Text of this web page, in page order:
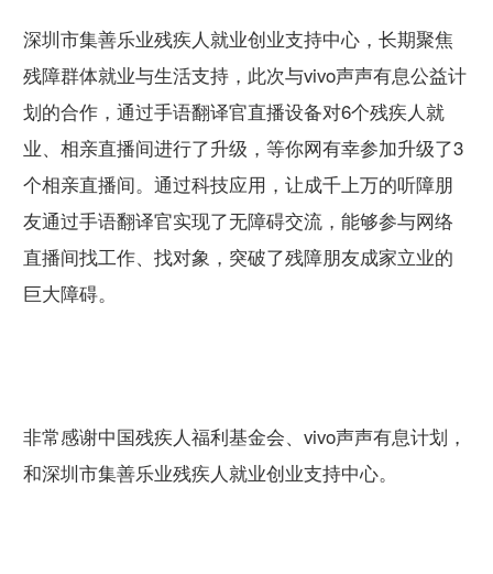
深圳市集善乐业残疾人就业创业支持中心，长期聚焦
残障群体就业与生活支持，此次与vivo声声有息公益计
划的合作，通过手语翻译官直播设备对6个残疾人就
业、相亲直播间进行了升级，等你网有幸参加升级了3
个相亲直播间。通过科技应用，让成千上万的听障朋
友通过手语翻译官实现了无障碍交流，能够参与网络
直播间找工作、找对象，突破了残障朋友成家立业的
巨大障碍。
非常感谢中国残疾人福利基金会、vivo声声有息计划，
和深圳市集善乐业残疾人就业创业支持中心。